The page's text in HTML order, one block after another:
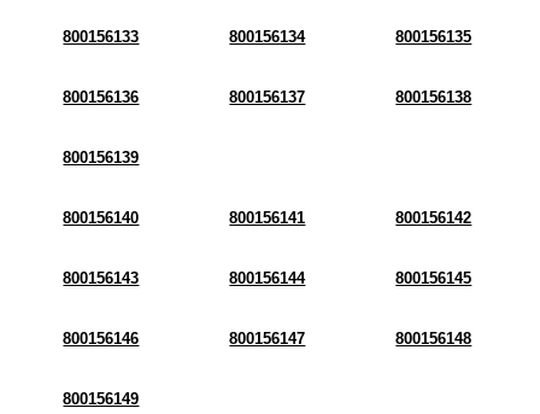
800156133 800156134 800156135
800156136 800156137 800156138
800156139
800156140 800156141 800156142
800156143 800156144 800156145
800156146 800156147 800156148
800156149